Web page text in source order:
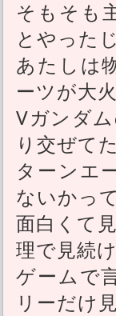
そもそも
とやった
あたしは
ーツが大
Vガンダ
り交ぜて
ターンエ
ないかっ
面白くて
理で見続
ゲームで
リーだけ